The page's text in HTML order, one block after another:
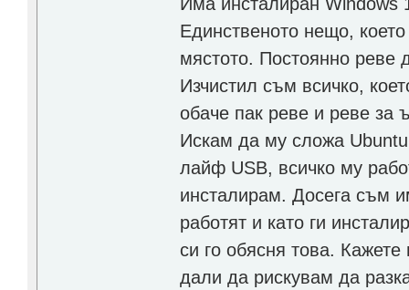
Единственото нещо,
мястото. Постоянно реве
Изчистил съм всичко,
обаче пак реве и реве за
Искам да му сложа
лайф USB, всичко му
инсталирам. Досега съм
работят и като ги
си го обясня това.
дали да рискувам да